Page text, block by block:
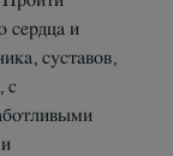
сердца и
суставов,
с